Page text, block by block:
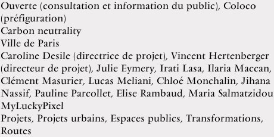
Ouverte (consultation et information du public), Coloco
(préfiguration)
Carbon neutrality
Ville de Paris
Caroline Desile (directrice de projet), Vincent Hertenberger
(directeur de projet), Julie Eymery, Irati Lasa, Ilaria Maccan,
Clément Masurier, Lucas Meliani, Chloé Monchalin, Jihana
Nassif, Pauline Parcollet, Elise Rambaud, Maria Salmatzidou
MyLuckyPixel
Projets, Projets urbains, Espaces publics, Transformations,
Routes